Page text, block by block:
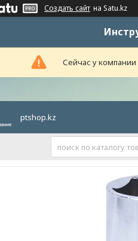
Создать сайт на Satu.kz
Сейчас у
ptshop.kz